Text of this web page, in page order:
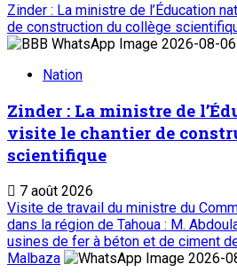
Zinder : La ministre de l’Éducation
de construction du collège
Nation
Zinder : La ministre de
visite le chantier de
scientifique
7 août 2026
Visite de travail du ministre du
dans la région de Tahoua : M.
usines de fer à béton et de ciment
Malbaza